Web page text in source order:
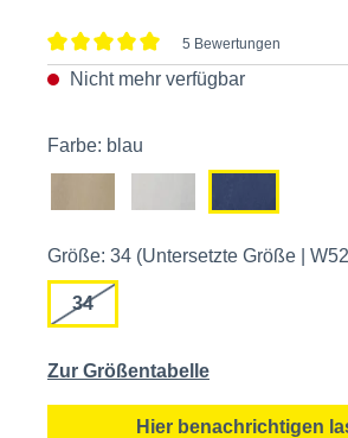
Durchschnittliche Bewertung von 5 von 5
5 Bewertungen
Nicht mehr verfügbar
Farbe: blau
Größe: 34 (Untersetzte Größe |
34
Zur Größentabelle
Hier benachrichtigen